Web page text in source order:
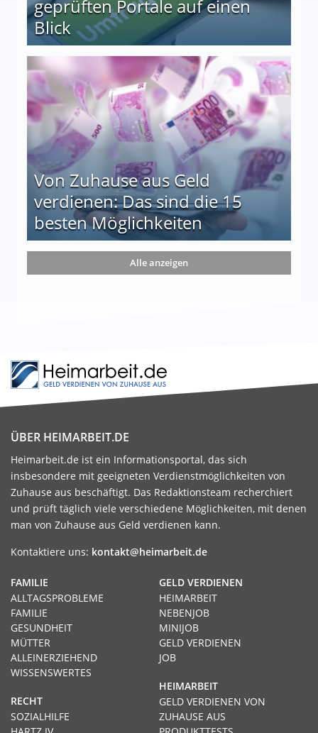
geprüften Portale auf einen
Blick
auf einen Blick
Von Zuhause aus Geld
verdienen: Das sind die 15
besten Möglichkeiten
die 15 besten Möglichkeiten
Alle anzeigen
ÜBER HEIMARBEIT.DE
Heimarbeit.de ist ein Informationsportal, das sich
insbesondere mit geeigneten Verdienstmöglichkeiten von
Zuhause aus beschäftigt. Das Redaktionsteam recherchiert
und prüft täglich viele verschiedene Möglichkeiten, mit denen
man von Zuhause aus Geld verdienen kann.
Kontaktiere uns: kontakt@heimarbeit.de
GELD VERDIENEN
HEIMARBEIT
NEBENJOB
MINIJOB
GELD VERDIENEN
JOB
HEIMARBEIT
GELD VERDIENEN VON
ZUHAUSE AUS
FAMILIE
ALLTAGSPROBLEME
FAMILIE
GESUNDHEIT
MÜTTER
ALLEINERZIEHEND
WISSENSWERTES
RECHT
SOZIALHILFE